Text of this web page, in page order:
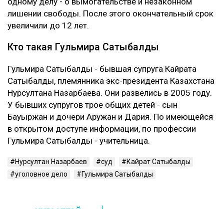
лишении свободы. После этого окончательный срок
увеличили до 12 лет.
Кто такая Гульмира Сатыбалды
Гульмира Сатыбалды - бывшая супруга Кайрата
Сатыбалды, племянника экс-президента Казахстана
Нурсултана Назарбаева. Они развелись в 2005 году.
У бывших супругов трое общих детей - сын
Бауыржан и дочери Аружан и Дария. По имеющейся
в открытом доступе информации, по профессии
Гульмира Сатыбалды - учительница.
Нурсултан Назарбаев суд
Кайрат Сатыбалды
уголовное дело
Гульмира Сатыбалды